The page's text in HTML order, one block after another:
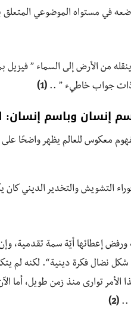
في مستواه الموضوعي المتعلق
من الأرض إلى السماء ” فيزيل
ذات جواب خاطيء ” .. (1)
إنسان وباسم إنسان:
معكوس للعالم يظهر واضحًا
التشويش والتخدير الديني
ورفض إعطائها أيّة سمة تقدمية،
شكل نضال فكرة دينية “. لكنه لم
الأمر توارى منذ زمن طويل، أما
..
(2)